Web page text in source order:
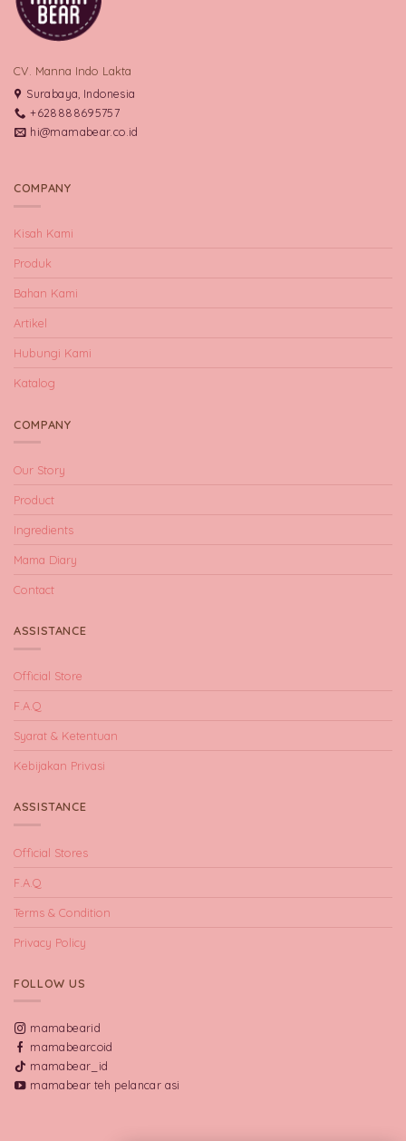
CV. Manna Indo Lakta
Surabaya, Indonesia
+628888695757
hi@mamabear.co.id
COMPANY
Kisah Kami
Produk
Bahan Kami
Artikel
Hubungi Kami
Katalog
COMPANY
Our Story
Product
Ingredients
Mama Diary
Contact
ASSISTANCE
Official Store
F.A.Q
Syarat & Ketentuan
Kebijakan Privasi
ASSISTANCE
Official Stores
F.A.Q
Terms & Condition
Privacy Policy
FOLLOW US
mamabearid
mamabearcoid
mamabear_id
mamabear teh pelancar asi